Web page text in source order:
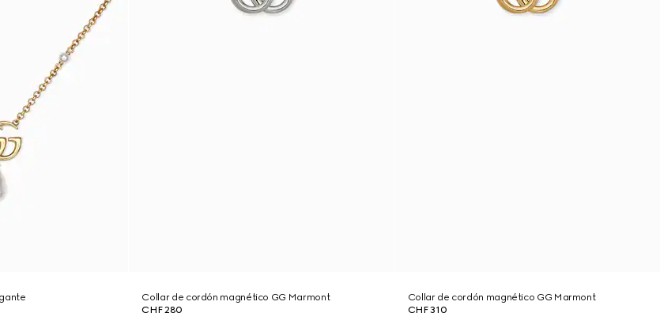
Collar de cordón magnético GG Marmont
CHF 280
Collar de cordón magnético GG Marmont
CHF 310